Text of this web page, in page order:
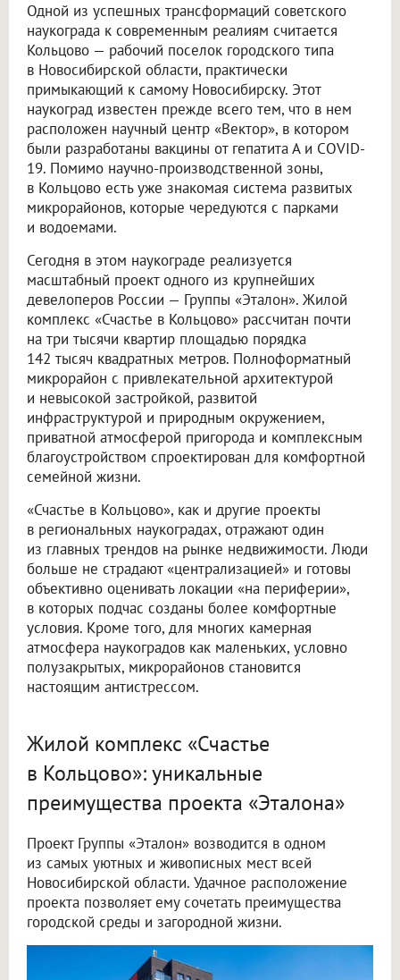
Одной из успешных трансформаций советского
наукограда к современным реалиям считается
Кольцово — рабочий поселок городского типа
в Новосибирской области, практически
примыкающий к самому Новосибирску. Этот
наукоград известен прежде всего тем, что в нем
расположен научный центр «Вектор», в котором
были разработаны вакцины от гепатита А и COVID-
19. Помимо научно-производственной зоны,
в Кольцово есть уже знакомая система развитых
микрорайонов, которые чередуются с парками
и водоемами.
Сегодня в этом наукограде реализуется
масштабный проект одного из крупнейших
девелоперов России — Группы «Эталон». Жилой
комплекс «Счастье в Кольцово» рассчитан почти
на три тысячи квартир площадью порядка
142 тысяч квадратных метров. Полноформатный
микрорайон с привлекательной архитектурой
и невысокой застройкой, развитой
инфраструктурой и природным окружением,
приватной атмосферой пригорода и комплексным
благоустройством спроектирован для комфортной
семейной жизни.
«Счастье в Кольцово», как и другие проекты
в региональных наукоградах, отражают один
из главных трендов на рынке недвижимости. Люди
больше не страдают «централизацией» и готовы
объективно оценивать локации «на периферии»,
в которых подчас созданы более комфортные
условия. Кроме того, для многих камерная
атмосфера наукоградов как маленьких, условно
полузакрытых, микрорайонов становится
настоящим антистрессом.
Жилой комплекс «Счастье
в Кольцово»: уникальные
преимущества проекта «Эталона»
Проект Группы «Эталон» возводится в одном
из самых уютных и живописных мест всей
Новосибирской области. Удачное расположение
проекта позволяет ему сочетать преимущества
городской среды и загородной жизни.